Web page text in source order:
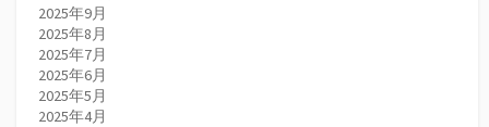
2025年9月
2025年8月
2025年7月
2025年6月
2025年5月
2025年4月